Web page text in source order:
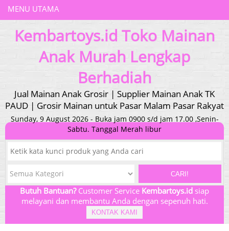
MENU UTAMA
Kembartoys.id Toko Mainan
Anak Murah Lengkap
Berhadiah
Jual Mainan Anak Grosir | Supplier Mainan Anak TK
PAUD | Grosir Mainan untuk Pasar Malam Pasar Rakyat
Sunday, 9 August 2026 - Buka jam 0900 s/d jam 17.00 ,Senin-
Sabtu. Tanggal Merah libur
CARI!
Butuh Bantuan?Customer Service Kembartoys.id siap
melayani dan membantu Anda dengan sepenuh hati.
KONTAK KAMI